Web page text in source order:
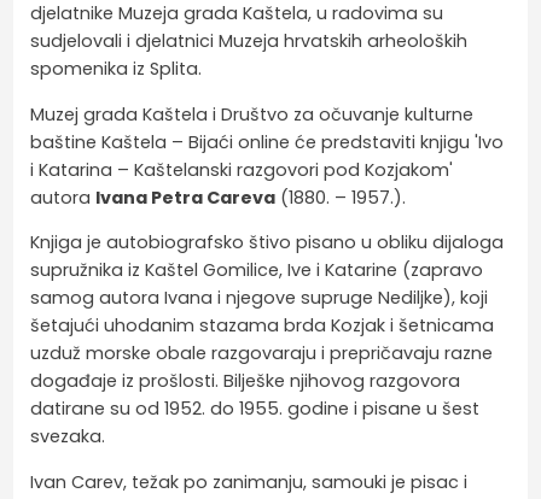
djelatnike Muzeja grada Kaštela, u radovima su
sudjelovali i djelatnici Muzeja hrvatskih arheoloških
spomenika iz Splita.
Muzej grada Kaštela i Društvo za očuvanje kulturne
baštine Kaštela – Bijaći online će predstaviti knjigu 'Ivo
i Katarina – Kaštelanski razgovori pod Kozjakom'
autora Ivana Petra Careva (1880. – 1957.).
Knjiga je autobiografsko štivo pisano u obliku dijaloga
supružnika iz Kaštel Gomilice, Ive i Katarine (zapravo
samog autora Ivana i njegove supruge Nediljke), koji
šetajući uhodanim stazama brda Kozjak i šetnicama
uzduž morske obale razgovaraju i prepričavaju razne
događaje iz prošlosti. Bilješke njihovog razgovora
datirane su od 1952. do 1955. godine i pisane u šest
svezaka.
Ivan Carev, težak po zanimanju, samouki je pisac i